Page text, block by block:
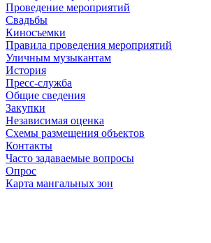
Проведение мероприятий
Свадьбы
Киносъемки
Правила проведения мероприятий
Уличным музыкантам
История
Пресс-служба
Общие сведения
Закупки
Независимая оценка
Схемы размещения объектов
Контакты
Часто задаваемые вопросы
Опрос
Карта мангальных зон